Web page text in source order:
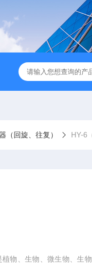
取器 诺基LSHZ-300
（回旋、往复） HY-6
物、生物、微生物、生